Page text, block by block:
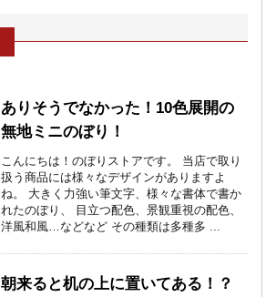
ありそうでなかった！10色展開の
無地ミニのぼり！
こんにちは！のぼりストアです。 当店で取り
扱う商品には様々なデザインがありますよ
ね。 大きく力強い筆文字、様々な書体で書か
れたのぼり、 目立つ配色、景観重視の配色、
洋風和風…などなど その種類は多種多 ...
朝来ると机の上に置いてある！？